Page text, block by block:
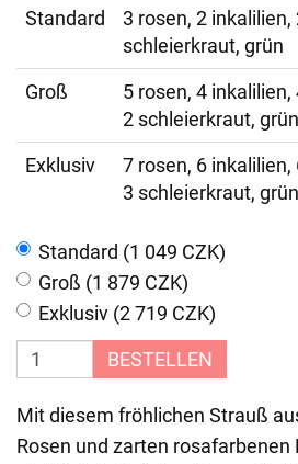
Standard
3 rosen, 2
schleierkraut, grün
Groß
5 rosen, 4
2 schleierkraut, grün
Exklusiv
7 rosen, 6
3 schleierkraut, grün
Standard (1 049 CZK)
Groß (1 879 CZK)
Exklusiv (2 719 CZK)
BESTELLEN
Mit diesem fröhlichen Strauß
Rosen und zarten